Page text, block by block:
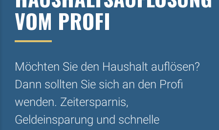
VOM PROFI
Möchten Sie den Haushalt auflösen?
Dann sollten Sie sich an den Profi
wenden. Zeitersparnis,
Geldeinsparung und schnelle